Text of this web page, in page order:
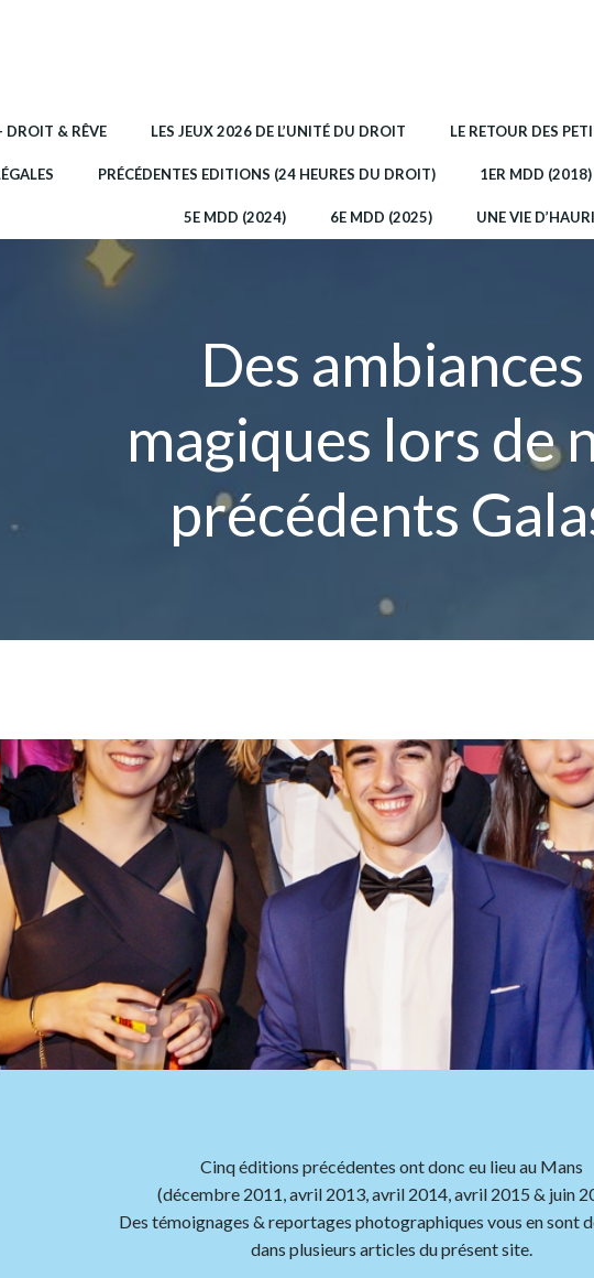
DROIT & RÊVE LES JEUX 2026 DE L’UNITÉ DU DROIT LE RETOUR DES
PRÉCÉDENTES EDITIONS (24 HEURES DU DROIT) 1ER MDD (2018)
5E MDD (2024) 6E MDD (2025) UNE VIE
Des ambiances
magiques lors de
précédents
Cinq éditions précédentes ont donc eu lieu au Mans
(décembre 2011, avril 2013, avril 2014, avril 2015 & juin
Des témoignages & reportages photographiques vous en sont
dans plusieurs articles du présent site.